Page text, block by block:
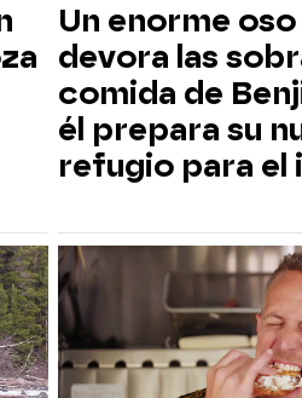
Un enorme
devora las
comida de
él prepara su
refugio para el